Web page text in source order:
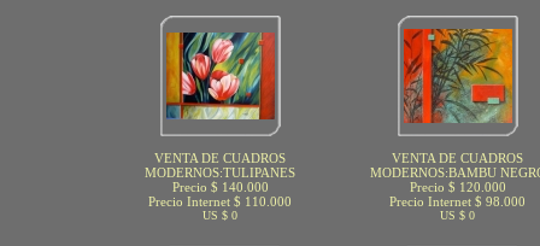
VENTA DE CUADROS
MODERNOS:TULIPANES
Precio $ 140.000
Precio Internet $ 110.000
US $ 0
VENTA DE CUADROS
MODERNOS:BAMBU
Precio $ 120.000
Precio Internet $ 98.000
US $ 0